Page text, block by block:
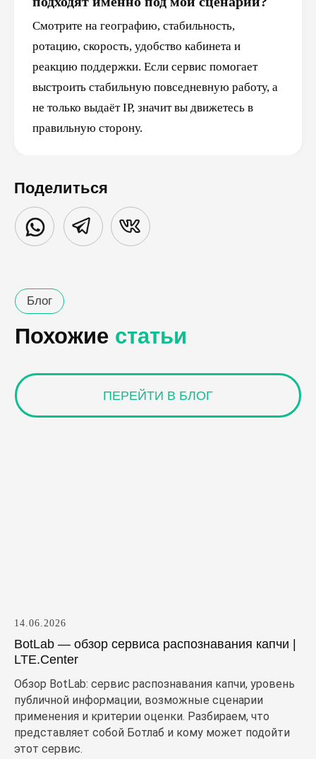
Смотрите на географию, стабильность,
ротацию, скорость, удобство кабинета и
реакцию поддержки. Если сервис помогает
выстроить стабильную повседневную работу, а
не только выдаёт IP, значит вы движетесь в
правильную сторону.
Поделиться
14.06.2026
BotLab — обзор сервиса распознавания капчи |
LTE.Center
Обзор BotLab: сервис распознавания капчи, уровень
публичной информации, возможные сценарии
применения и критерии оценки. Разбираем, что
представляет собой Ботлаб и кому может подойти
этот сервис.